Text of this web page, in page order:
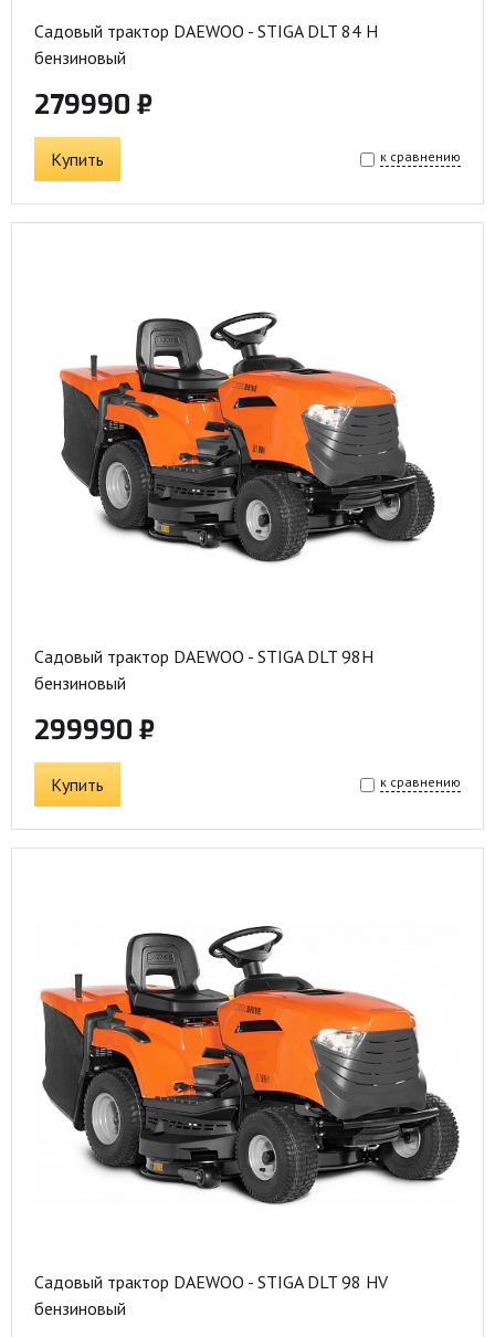
Садовый трактор DAEWOO - STIGA DLT 84 H
бензиновый
279990 ₽
Купить к сравнению
Садовый трактор DAEWOO - STIGA DLT 98H
бензиновый
299990 ₽
Купить к сравнению
Садовый трактор DAEWOO - STIGA DLT 98 HV
бензиновый